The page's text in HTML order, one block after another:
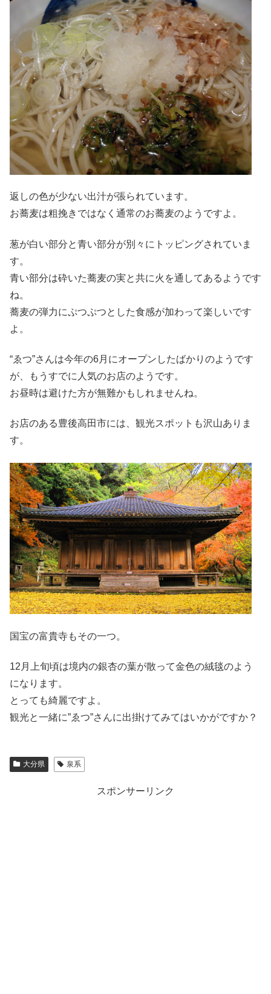
返しの色が少ない出汁が張られています。
お蕎麦は粗挽きではなく通常のお蕎麦のようですよ。
葱が白い部分と青い部分が別々にトッピングされていま
す。
青い部分は砕いた蕎麦の実と共に火を通してあるようです
ね。
蕎麦の弾力にぷつぷつとした食感が加わって楽しいです
よ。
“ゑつ”さんは今年の6月にオープンしたばかりのようです
が、もうすでに人気のお店のようです。
お昼時は避けた方が無難かもしれませんね。
お店のある豊後高田市には、観光スポットも沢山ありま
す。
国宝の富貴寺もその一つ。
12月上旬頃は境内の銀杏の葉が散って金色の絨毯のよう
になります。
とっても綺麗ですよ。
観光と一緒に”ゑつ”さんに出掛けてみてはいかがですか？
大分県 泉系
スポンサーリンク